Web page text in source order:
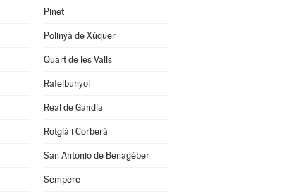
Pinet
Polinyà de Xúquer
Quart de les Valls
Rafelbunyol
Real de Gandía
Rotglà i Corberà
San Antonio de Benagéber
Sempere